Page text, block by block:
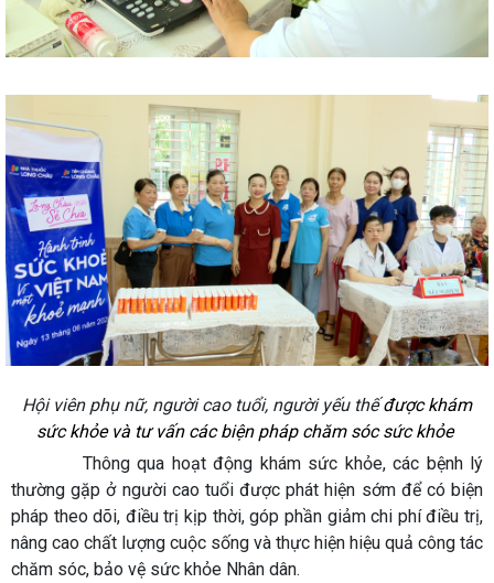
Hội viên phụ nữ, người cao tuổi, người yếu thế được khám
sức khỏe và tư vấn các biện pháp chăm sóc sức khỏe
Thông qua hoạt động khám sức khỏe, các bệnh lý
thường gặp ở người cao tuổi được phát hiện sớm để có biện
pháp theo dõi, điều trị kịp thời, góp phần giảm chi phí điều trị,
nâng cao chất lượng cuộc sống và thực hiện hiệu quả công tác
chăm sóc, bảo vệ sức khỏe Nhân dân.